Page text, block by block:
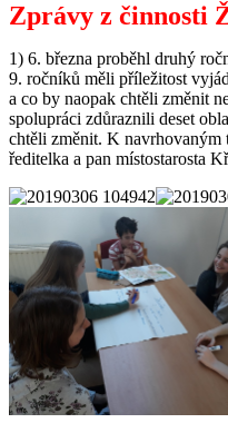
Zprávy z činnosti
1) 6. března proběhl druhý
9. ročníků měli příležitost
a co by naopak chtěli změnit
spolupráci zdůraznili deset
chtěli změnit. K navrhovaným
ředitelka a pan místostarosta